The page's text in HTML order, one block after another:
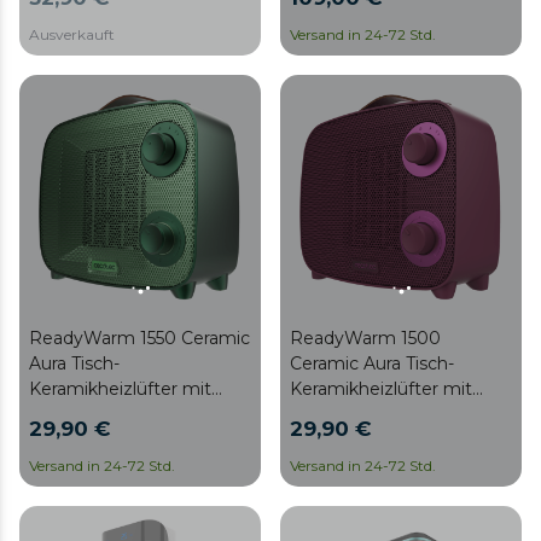
regelbarem Thermostat.
Ausverkauft
und einstellbarem
Thermostat. Inklusive
Fernbedienung,
Oszillation und 2
Leistungsstufen.
Versand in 24-72 Std.
ReadyWarm 1550 Ceramic
Aura Tisch-
Keramikheizlüfter mit
regelbarem Thermostat, 3
Betriebsmodi und einem
authentischen Design.
29,90 €
Versand in 24-72 Std.
ReadyWarm 1500
Ceramic Aura Tisch-
Keramikheizlüfter mit
regelbarem Thermostat, 3
Betriebsmodi und einem
authentischen Design.
29,90 €
Versand in 24-72 Std.